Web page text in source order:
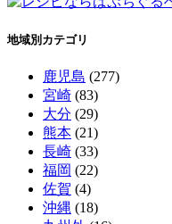
地域別カテゴリ
鹿児島 (277)
宮崎 (83)
大分 (29)
熊本 (21)
長崎 (33)
福岡 (22)
佐賀 (4)
沖縄 (18)